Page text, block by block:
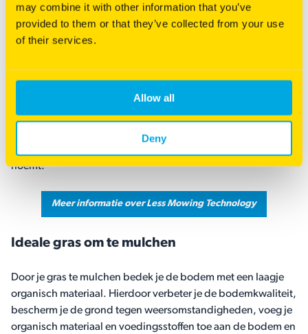
may combine it with other information that you’ve
provided to them or that they’ve collected from your use
of their services.
Allow all
Deny
LMT - Less Mowing Technology
kwekers van Barenbrug er in geslaagd om sterke nieuwe
rassen te ontwikkelen die in staat zijn om in minder optimale
omstandigheden vocht en mineralen uit de bodem op te
nemen. Omdat deze rassen ook worden gekenmerkt door
een laag groeipatroon én een mooie grasmat, passen ze
noemt.
Meer informatie over Less Mowing Technology
Ideale gras om te mulchen
Door je gras te mulchen bedek je de bodem met een laagje
organisch materiaal. Hierdoor verbeter je de bodemkwaliteit,
bescherm je de grond tegen weersomstandigheden, voeg je
organisch materiaal en voedingsstoffen toe aan de bodem en